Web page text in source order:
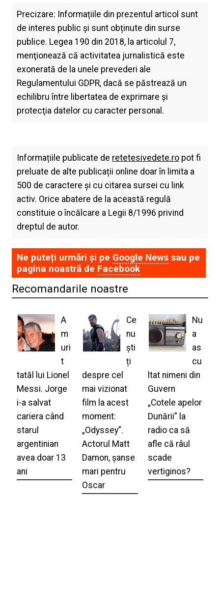
Precizare: Informațiile din prezentul articol sunt
de interes public și sunt obținute din surse
publice. Legea 190 din 2018, la articolul 7,
menţionează că activitatea jurnalistică este
exonerată de la unele prevederi ale
Regulamentului GDPR, dacă se păstrează un
echilibru între libertatea de exprimare şi
protecţia datelor cu caracter personal.
Informațiile publicate de retetesivedete.ropot fi
preluate de alte publicații online doar în limita a
500 de caractere și cu citarea sursei cu link
activ. Orice abatere de la această regulă
constituie o încălcare a Legii 8/1996 privind
dreptul de autor.
Ne puteți urmări și pe Google Newssau pe
pagina noastră de Facebook
Recomandarile noastre
A
m
uri
t
tatăl lui Lionel
Messi. Jorge
i-a salvat
cariera când
starul
argentinian
avea doar 13
ani
Ce
nu
ști
ți
despre cel
mai vizionat
film la acest
moment:
„Odyssey”.
Actorul Matt
Damon, șanse
mari pentru
Oscar
Nu
a
as
cu
ltat nimeni din
Guvern
„Cotele apelor
Dunării” la
radio ca să
afle că râul
scade
vertiginos?